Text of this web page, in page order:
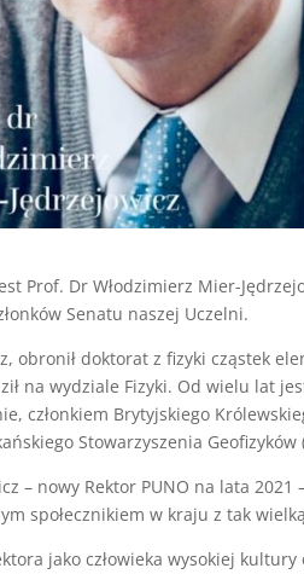
Prof. Dr Włodzimierz Mier-
Senatu naszej Uczelni.
obronił doktorat z fizyki cząstek
na wydziale Fizyki. Od wielu lat
członkiem Brytyjskiego
Stowarzyszenia
– nowy Rektor PUNO na lata
społecznikiem w kraju z tak
jako człowieka wysokiej